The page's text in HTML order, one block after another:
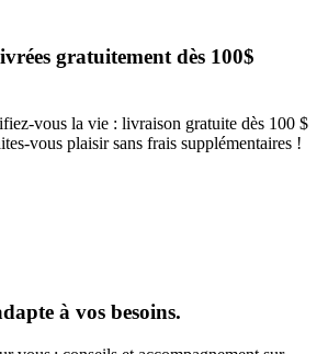
gratuitement dès 100$
vous la vie : livraison gratuite dès 100 $
vous plaisir sans frais supplémentaires !
à vos besoins.